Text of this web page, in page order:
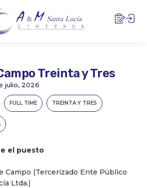
Treinta y Tres
julio, 2026
FULL TIME TREINTA Y TRES
el puesto
Campo (Tercerizado Ente Público
Ltda.)